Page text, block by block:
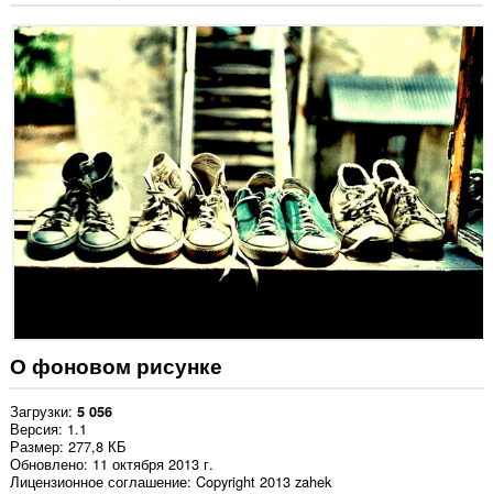
О фоновом рисунке
Загрузки 5 056
Версия 1.1
Размер 277,8 КБ
Обновлено 11 октября 2013 г.
Лицензионное соглашение Copyright 2013 zahek